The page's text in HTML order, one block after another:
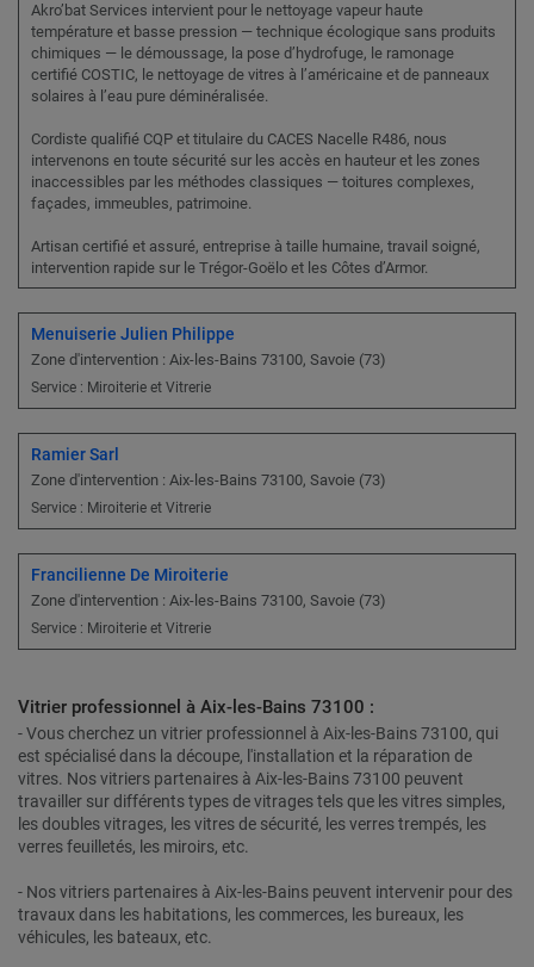
Akro’bat Services intervient pour le nettoyage vapeur haute
température et basse pression — technique écologique sans produits
chimiques — le démoussage, la pose d’hydrofuge, le ramonage
certifié COSTIC, le nettoyage de vitres à l’américaine et de panneaux
solaires à l’eau pure déminéralisée.
Cordiste qualifié CQP et titulaire du CACES Nacelle R486, nous
intervenons en toute sécurité sur les accès en hauteur et les zones
inaccessibles par les méthodes classiques — toitures complexes,
façades, immeubles, patrimoine.
Artisan certifié et assuré, entreprise à taille humaine, travail soigné,
intervention rapide sur le Trégor-Goëlo et les Côtes d’Armor.
Menuiserie Julien Philippe
Zone d'intervention : Aix-les-Bains 73100, Savoie (73)
Service : Miroiterie et Vitrerie
Ramier Sarl
Zone d'intervention : Aix-les-Bains 73100, Savoie (73)
Service : Miroiterie et Vitrerie
Francilienne De Miroiterie
Zone d'intervention : Aix-les-Bains 73100, Savoie (73)
Service : Miroiterie et Vitrerie
Vitrier professionnel à Aix-les-Bains 73100 :
- Vous cherchez un vitrier professionnel à Aix-les-Bains 73100, qui
est spécialisé dans la découpe, l'installation et la réparation de
vitres. Nos vitriers partenaires à Aix-les-Bains 73100 peuvent
travailler sur différents types de vitrages tels que les vitres simples,
les doubles vitrages, les vitres de sécurité, les verres trempés, les
verres feuilletés, les miroirs, etc.
- Nos vitriers partenaires à Aix-les-Bains peuvent intervenir pour des
travaux dans les habitations, les commerces, les bureaux, les
véhicules, les bateaux, etc.